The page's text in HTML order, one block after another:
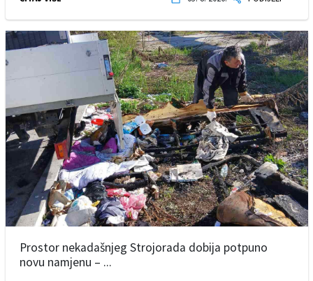
Prostor nekadašnjeg Strojorada dobija potpuno
novu namjenu – ...